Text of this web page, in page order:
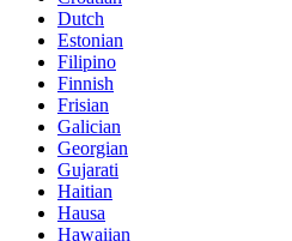
Dutch
Estonian
Filipino
Finnish
Frisian
Galician
Georgian
Gujarati
Haitian
Hausa
Hawaiian